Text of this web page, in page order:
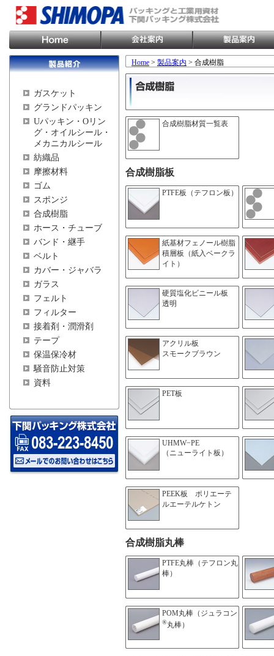
ガスケット
グランドパッキン
Uパッキン・Oリン
グ・オイルシール・
メカニカルシール
紡織品
摩擦材料
ゴム
スポンジ
合成樹脂
ホース・チューブ
バンド・継手
ベルト
カバー・ジャバラ
ガラス
フェルト
フィルター
接着剤・潤滑剤
テープ
保温保冷材
騒音防止対策
資料
Home > 製品案内 > 合成樹脂
合成樹脂材質一覧表
合成樹脂板
PTFE板（テフロン板）
紙基材フェノール樹脂
積層板（紙入ベークラ
イト）
硬質塩化ビニール板
透明
アクリル板
スモークブラウン
PET板
UHMW−PE
（ニューライト板）
PEEK板 ポリエーテ
ルエーテルケトン
合成樹脂丸棒
PTFE丸棒（テフロン丸
棒）
POM丸棒（ジュラコン
®丸棒）